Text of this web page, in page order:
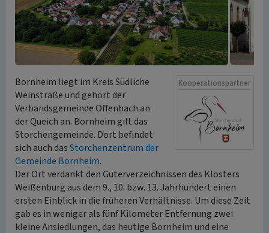
Kooperationspartner
Bornheim liegt im Kreis Südliche
Weinstraße und gehört der
Verbandsgemeinde Offenbach an
der Queich an. Bornheim gilt das
Storchengemeinde. Dort befindet
sich auch dasStorchenzentrum der
Gemeinde Bornheim.
Der Ort verdankt den Güterverzeichnissen des Klosters
Weißenburg aus dem 9., 10. bzw. 13. Jahrhundert einen
ersten Einblick in die früheren Verhältnisse. Um diese Zeit
gab es in weniger als fünf Kilometer Entfernung zwei
kleine Ansiedlungen, das heutige Bornheim und eine